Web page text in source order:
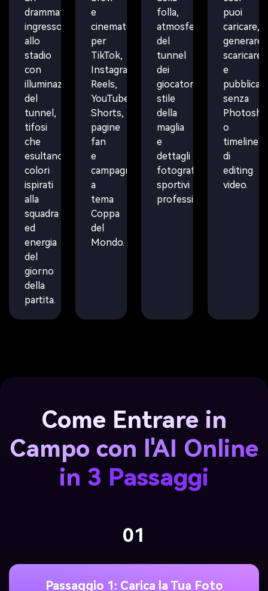
drammatico
ingresso
allo
stadio
con
illuminazione
del
tunnel,
tifosi
che
esultano,
colori
ispirati
alla
squadra
ed
energia
del
giorno
della
partita.
e
cinematografiche
per
TikTok,
Instagram
Reels,
YouTube
Shorts,
pagine
fan
e
campagne
a
tema
Coppa
del
Mondo.
folla,
atmosfera
del
tunnel
dei
giocatori,
stile
della
maglia
e
dettagli
fotografici
sportivi
professionali.
puoi
caricare,
generare,
scaricare
e
senza
o
timeline
di
editing
video.
Come Entrare in
Campo con l'AI Online
in 3 Passaggi
01
Passaggio 1: Carica la Tua Foto